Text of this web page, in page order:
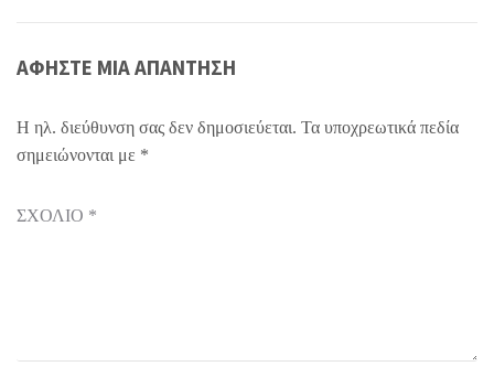
ΑΦΉΣΤΕ ΜΙΑ ΑΠΆΝΤΗΣΗ
Η ηλ. διεύθυνση σας δεν δημοσιεύεται. Τα υποχρεωτικά πεδία
σημειώνονται με *
ΣΧΌΛΙΟ *